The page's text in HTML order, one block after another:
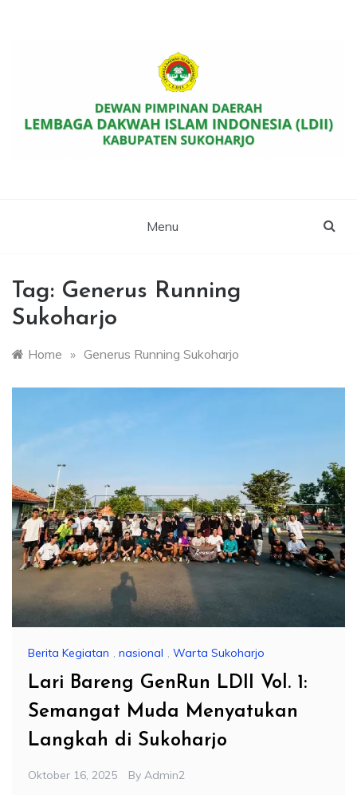
Menu
Tag: Generus Running
Sukoharjo
Home » Generus Running Sukoharjo
Berita Kegiatan , nasional , Warta Sukoharjo
Lari Bareng GenRun LDII Vol. 1:
Semangat Muda Menyatukan
Langkah di Sukoharjo
Oktober 16, 2025 By Admin2